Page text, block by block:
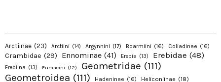
Arctiinae (23) Arctiini (14) Argynnini (17) Boarmiini (16) Coliadinae (16)
Crambidae (29) Ennominae (41) Erebia (13) Erebidae (48)
Erebiina (13) Eumaeini (12) Geometridae (111)
Geometroidea (111) Hadeninae (16) Heliconiinae (18)